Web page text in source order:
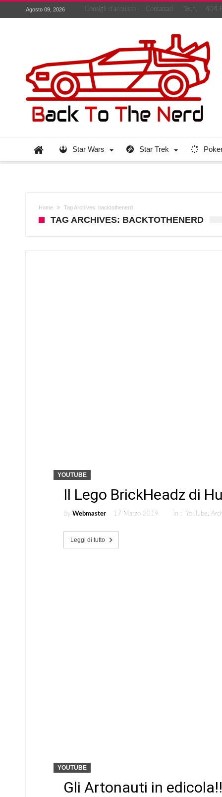
Agosto 09, 2026 Consigli d’acquisto Contattaci Tech 404
Star Wars Star Trek
Home Tag Archives: backtothenerd
TAG ARCHIVES: BACKTOTHENERD
YOUTUBE
Il Lego BrickHeadz di
By Webmaster 17 Marzo 2019 in : YouTube,
Leggi di tutto
YOUTUBE
Gli Artonauti in